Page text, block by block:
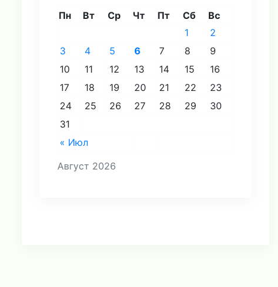
Август 2026
Пн Вт Ср Чт Пт Сб Вс
« Июл
1
2
3
4 5 6 7 8
9
10
11 12 13 14 15
16
17
18 19 20 21 22
23
24
25 26 27 28 29
30
31